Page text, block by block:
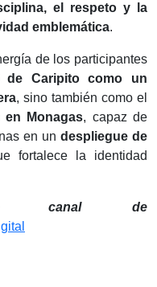
el respeto y la
emblemática.
de los participantes
de Caripito como un
, sino también como el
Monagas, capaz de
en un despliegue de
fortalece la identidad
canal de